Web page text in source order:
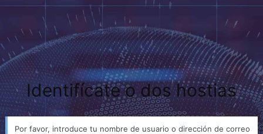
Identifícate o dos hostias
Por favor, introduce tu nombre de usuario o dirección de correo